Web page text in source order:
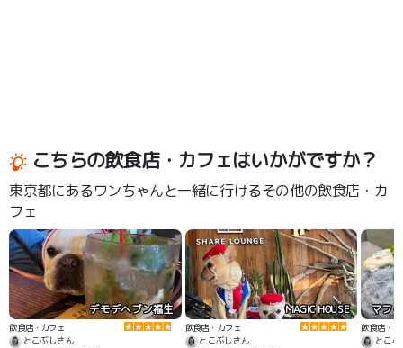
こちらの飲食店・カフェはいかがですか？
東京都にあるワンちゃんと一緒に行けるその他の飲食店・カ
フェ
デモデヘブン福生
飲食店・カフェ
とこぶしさん
MAGIC HOUSE
飲食店・カフェ
とこぶしさん
飲食店・カ
とこぶ